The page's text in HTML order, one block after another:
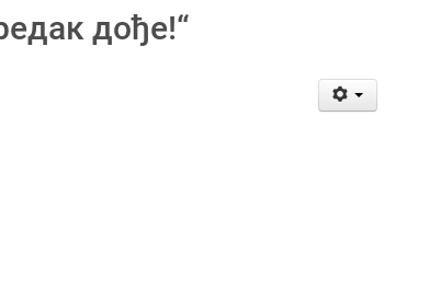
дође!“